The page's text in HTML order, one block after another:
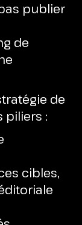
publier
de
de
piliers :
cibles,